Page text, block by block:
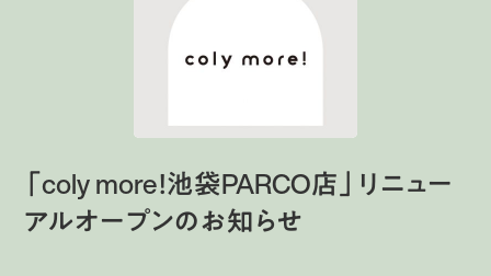
「coly more！池袋PARCO店」リニュー
アルオープンのお知らせ